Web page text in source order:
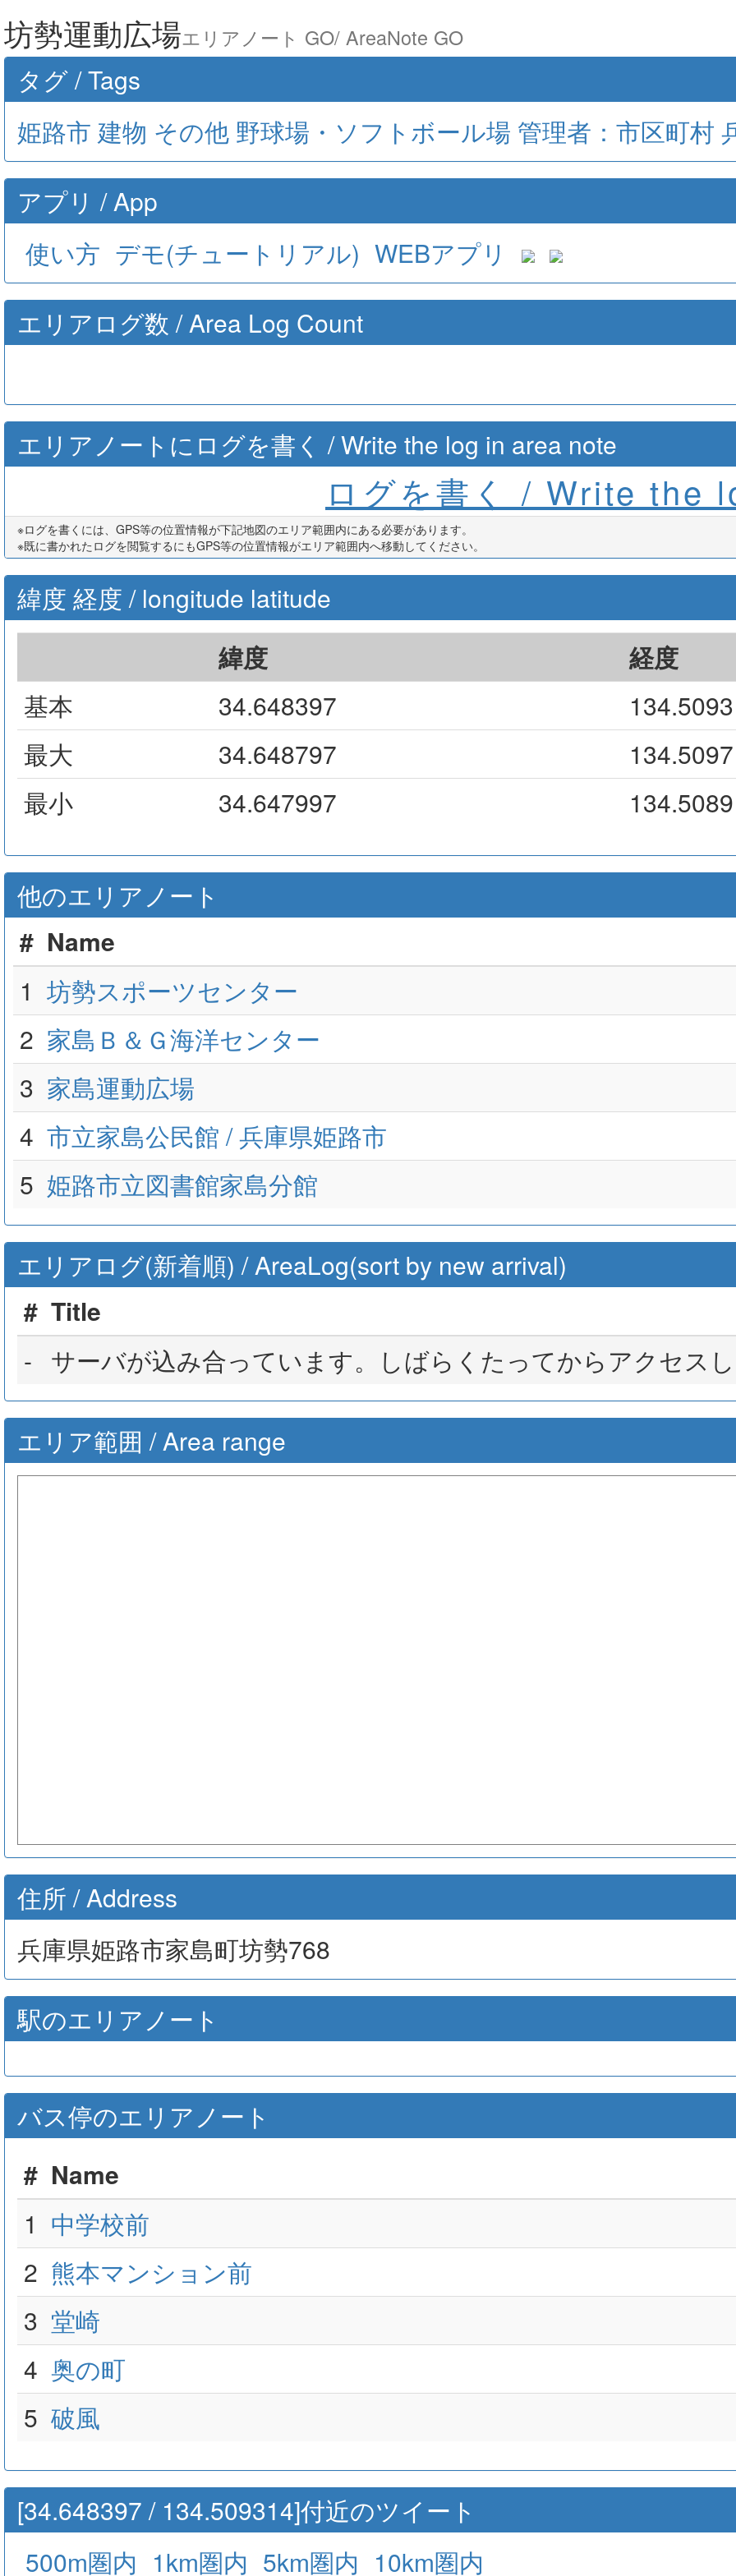
坊勢運動広場エリアノート GO/ AreaNote GO
タグ / Tags
姫路市 建物 その他 野球場・ソフトボール場 管理者：市区町村
アプリ / App
使い方 デモ(チュートリアル) WEBアプリ
エリアログ数 / Area Log Count
エリアノートにログを書く / Write the log in area note
ログを書く / Write the
※ログを書くには、GPS等の位置情報が下記地図のエリア範囲内にある必要があります。
※既に書かれたログを閲覧するにもGPS等の位置情報がエリア範囲内へ移動してください。
緯度 経度 / longitude latitude
緯度
経度
基本
34.648397
最大
34.648797
最小
34.647997
他のエリアノート
# Name
1 坊勢スポーツセンター
2 家島Ｂ＆Ｇ海洋センター
3 家島運動広場
4 市立家島公民館 / 兵庫県姫路市
5 姫路市立図書館家島分館
エリアログ(新着順) / AreaLog(sort by new arrival)
# Title
- サーバが込み合っています。しばらくたってからアクセス
エリア範囲 / Area range
住所 / Address
兵庫県姫路市家島町坊勢768
駅のエリアノート
バス停のエリアノート
# Name
1 中学校前
2 熊本マンション前
3 堂崎
4 奥の町
5 破風
[34.648397 / 134.509314]付近のツイート
500m圏内 1km圏内 5km圏内 10km圏内